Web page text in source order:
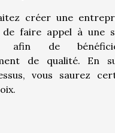
créer une
de faire appel à une
afin de
de qualité. En
vous saurez